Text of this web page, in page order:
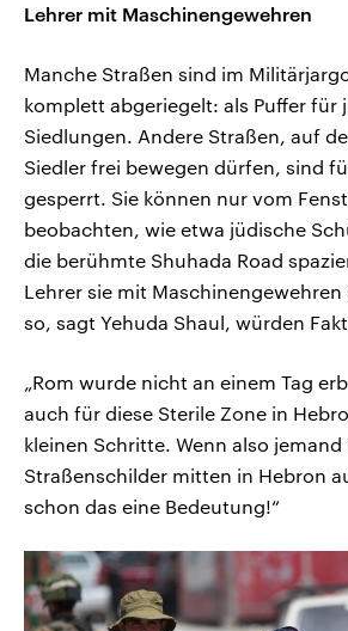
Lehrer mit Maschinengewehren
Manche Straßen sind im
komplett abgeriegelt: als Puffer für
Siedlungen. Andere Straßen, auf
Siedler frei bewegen dürfen, sind
gesperrt. Sie können nur vom
beobachten, wie etwa jüdische
die berühmte Shuhada Road
Lehrer sie mit
so, sagt Yehuda Shaul, würden
„Rom wurde nicht an einem Tag
auch für diese Sterile Zone in
kleinen Schritte. Wenn also
Straßenschilder mitten in Hebron
schon das eine Bedeutung!“